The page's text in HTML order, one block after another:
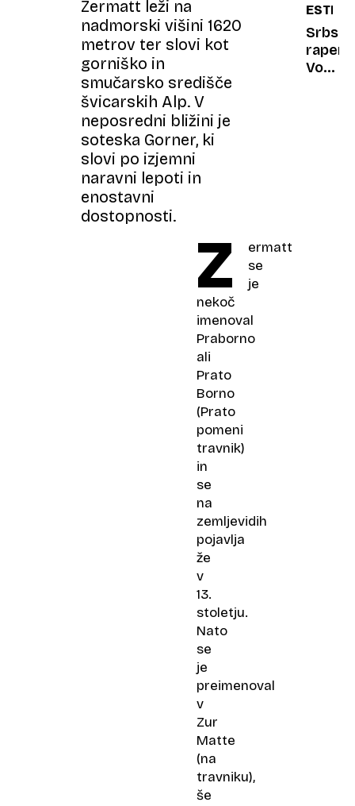
Zermatt leži na
nadmorski višini 1620
metrov ter slovi kot
gorniško in
smučarsko središče
švicarskih Alp. V
neposredni bližini je
soteska Gorner, ki
slovi po izjemni
naravni lepoti in
enostavni
dostopnosti.
Z
ermatt
se
je
nekoč
imenoval
Praborno
ali
Prato
Borno
(Prato
pomeni
travnik)
in
se
na
zemljevidih
pojavlja
že
v
13.
stoletju.
Nato
se
je
preimenoval
v
Zur
Matte
(na
travniku),
še
Srbski
raper